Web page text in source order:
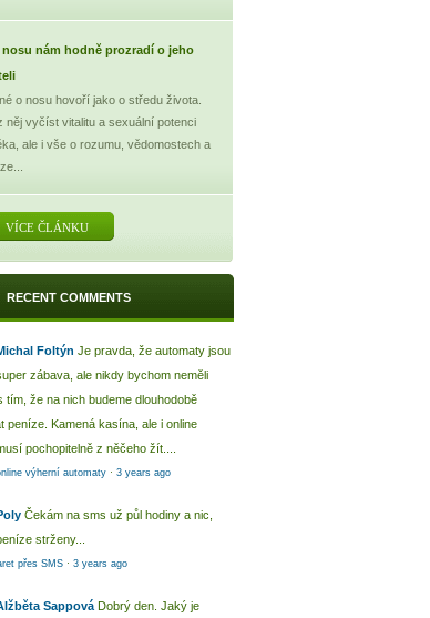
nosu nám hodně prozradí o jeho
o nosu hovoří jako o středu života.
něj vyčíst vitalitu a sexuální potenci
ale i vše o rozumu, vědomostech a
VÍCE ČLÁNKU
RECENT COMMENTS
Foltýn Je pravda, že automaty jsou
zábava, ale nikdy bychom neměli
tím, že na nich budeme dlouhodobě
peníze. Kamená kasína, ale i online
pochopitelně z něčeho žít....
výherní automaty · 3 years ago
Čekám na sms už půl hodiny a nic,
strženy...
přes SMS · 3 years ago
Sappová Dobrý den. Jaký je